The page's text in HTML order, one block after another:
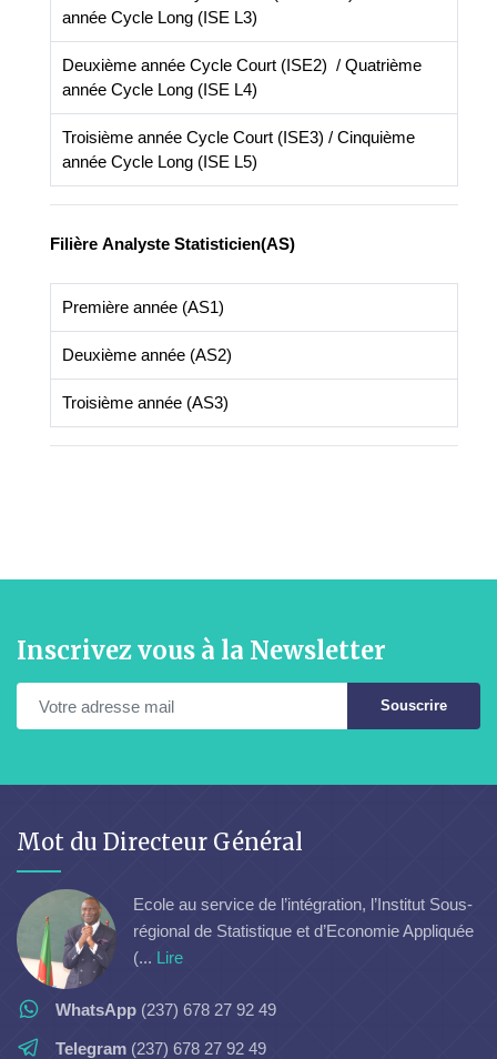
année Cycle Long (ISE L3)
Deuxième année Cycle Court (ISE2) / Quatrième
année Cycle Long (ISE L4)
Troisième année Cycle Court (ISE3) / Cinquième
année Cycle Long (ISE L5)
Filière Analyste Statisticien(AS)
Première année (AS1)
Deuxième année (AS2)
Troisième année (AS3)
Inscrivez vous à la Newsletter
Souscrire
Mot du Directeur Général
Ecole au service de l’intégration, l’Institut Sous-
régional de Statistique et d’Economie Appliquée
(... Lire
WhatsApp (237) 678 27 92 49
Telegram (237) 678 27 92 49